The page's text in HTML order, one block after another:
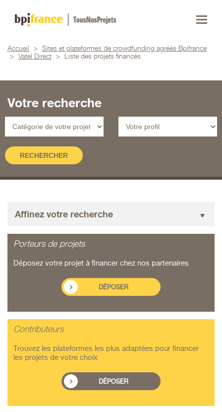
Accueil >
Sites et plateformes de crowdfunding agréés Bpifrance
>
Vatel Direct > Liste des projets financés
Votre recherche
Affinez votre recherche
Porteurs de projets
Déposez votre projet à financer chez nos partenaires
DÉPOSER
Contributeurs
Trouvez les plateformes les plus adaptées pour financer
les projets de votre choix
DÉPOSER